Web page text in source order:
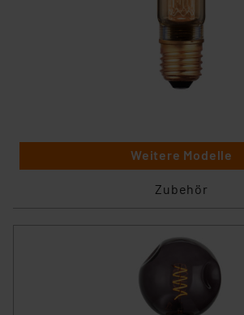
Weitere Modelle
Zubehör